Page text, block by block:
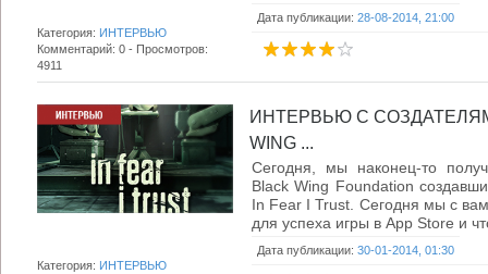
Дата публикации: 28-08-2014, 21:00
Категория: ИНТЕРВЬЮ
Комментарий: 0 - Просмотров:
4911
ИНТЕРВЬЮ С
WING ...
Сегодня, мы наконец-то
Black Wing Foundation
In Fear I Trust. Сегодня мы с
для успеха игры в App Store и
Дата публикации: 30-01-2014, 01:30
Категория: ИНТЕРВЬЮ